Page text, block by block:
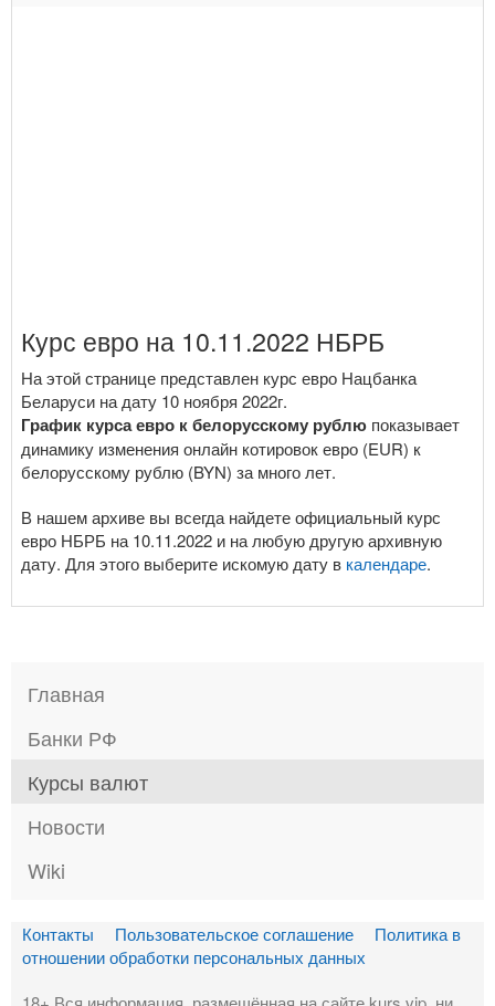
Курс евро на 10.11.2022 НБРБ
На этой странице представлен курс евро Нацбанка
Беларуси на дату 10 ноября 2022г.
График курса евро к белорусскому рублю показывает
динамику изменения онлайн котировок евро (EUR) к
белорусскому рублю (BYN) за много лет.
В нашем архиве вы всегда найдете официальный курс
евро НБРБ на 10.11.2022 и на любую другую архивную
дату. Для этого выберите искомую дату в календаре.
Главная
Банки РФ
Курсы валют
Новости
Wiki
Контакты Пользовательское соглашение
Политика в
отношении обработки персональных данных